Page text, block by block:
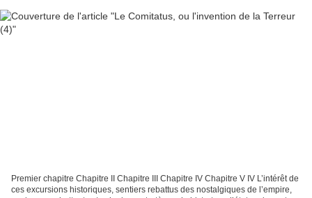
Premier chapitre Chapitre II Chapitre III Chapitre IV Chapitre V IV L’intérêt de
ces excursions historiques, sentiers rebattus des nostalgiques de l’empire,